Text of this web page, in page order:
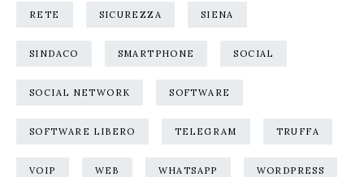
RETE SICUREZZA SIENA
SINDACO SMARTPHONE SOCIAL
SOCIAL NETWORK SOFTWARE
SOFTWARE LIBERO TELEGRAM TRUFFA
VOIP WEB WHATSAPP WORDPRESS